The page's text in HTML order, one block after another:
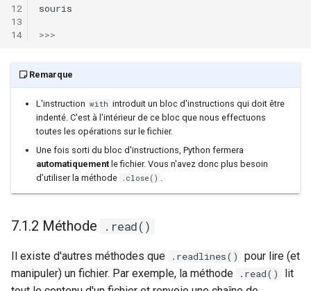
souris
>>>
Remarque
L'instruction with introduit un bloc d'instructions qui doit être
indenté. C'est à l'intérieur de ce bloc que nous effectuons
toutes les opérations sur le fichier.
Une fois sorti du bloc d'instructions, Python fermera
automatiquement le fichier. Vous n'avez donc plus besoin
d’utiliser la méthode
.close()
7.1.2 Méthode .read()
Il existe d'autres méthodes que .readlines()
pour lire (et
manipuler) un fichier. Par exemple, la méthode
.read()
lit